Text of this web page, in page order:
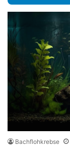
Bachflohkrebse